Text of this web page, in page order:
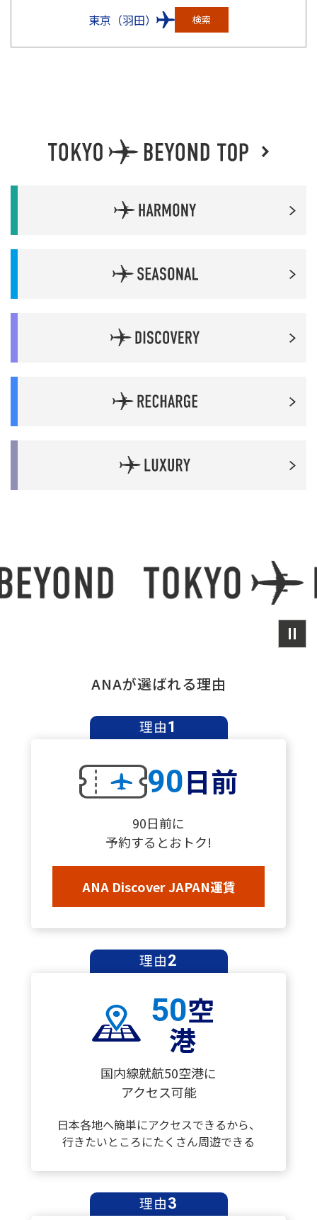
東京（羽田） 検索
ANAが選ばれる理由
理由1
90日前
90日前に
予約するとおトク!
ANA Discover JAPAN運賃
理由2
50空
港
国内線就航50空港に
アクセス可能
日本各地へ簡単にアクセスできるから、
行きたいところにたくさん周遊できる
理由3